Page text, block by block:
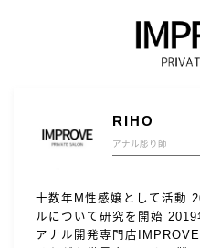
RIHO
アナル彫り師
十数年M性感嬢として活動
ルについて研究を開始
アナル開発専門店